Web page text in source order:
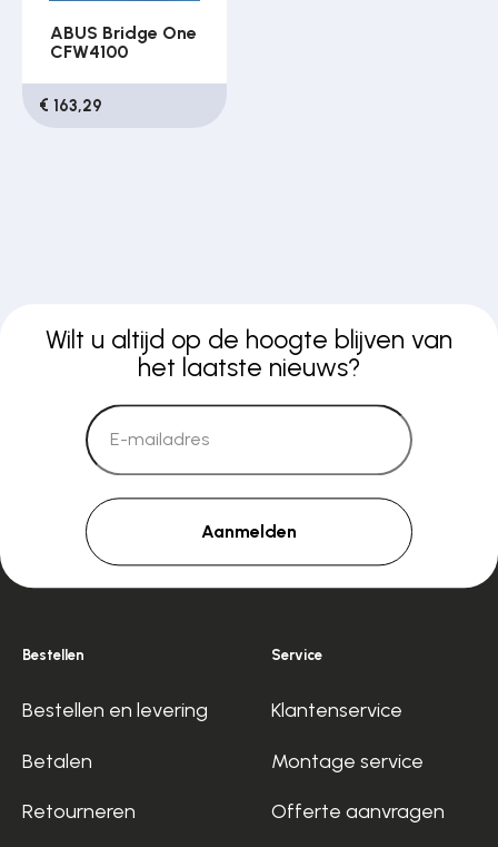
ABUS Bridge One
CFW4100
€ 163,29
Wilt u altijd op de hoogte blijven van
het laatste nieuws?
Aanmelden
Bestellen
Bestellen en levering
Betalen
Retourneren
Service
Klantenservice
Montage service
Offerte aanvragen